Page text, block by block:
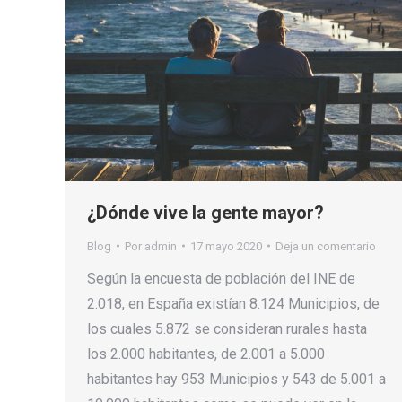
¿Dónde vive la gente mayor?
Blog Por admin 17 mayo 2020 Deja un comentario
Según la encuesta de población del INE de
2.018, en España existían 8.124 Municipios, de
los cuales 5.872 se consideran rurales hasta
los 2.000 habitantes, de 2.001 a 5.000
habitantes hay 953 Municipios y 543 de 5.001 a